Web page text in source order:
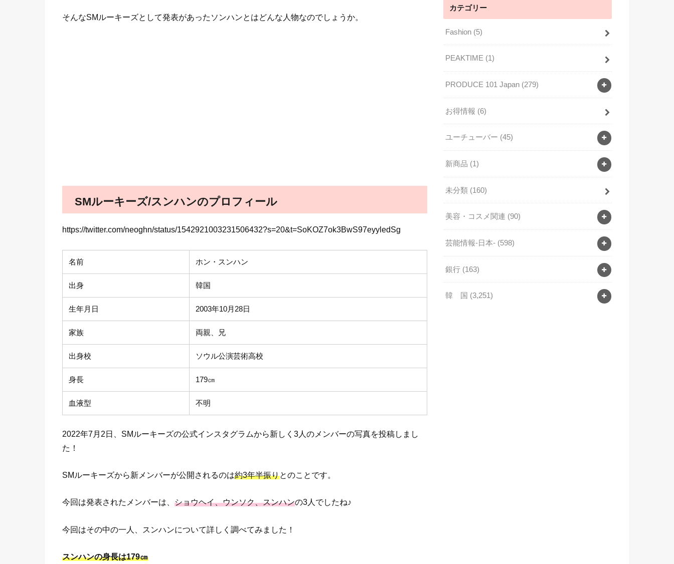
そんなSMルーキーズとして発表があったソンハンとはどんな人物なのでしょうか。
SMルーキーズ/スンハンのプロフィール
https://twitter.com/neoghn/status/1542921003231506432?s=20&t=SoKOZ7ok3BwS97eyyledSg
名前 ホン・スンハン
出身 韓国
生年月日 2003年10月28日
家族 両親、兄
出身校 ソウル公演芸術高校
身長 179㎝
血液型 不明
2022年7月2日、SMルーキーズの公式インスタグラムから新しく3人のメンバーの写真を投稿しまし
た！
SMルーキーズから新メンバーが公開されるのは約3年半振りとのことです。
今回は発表されたメンバーは、 ショウヘイ、ウンソク、スンハンの3人でしたね♪
今回はその中の一人、スンハンについて詳しく調べてみました！
スンハンの身長は179㎝
カテゴリー
Fashion (5)
PEAKTIME (1)
PRODUCE 101 Japan (279)
お得情報 (6)
ユーチューバー (45)
新商品 (1)
未分類 (160)
美容・コスメ関連 (90)
芸能情報-日本- (598)
銀行 (163)
韓 国 (3,251)